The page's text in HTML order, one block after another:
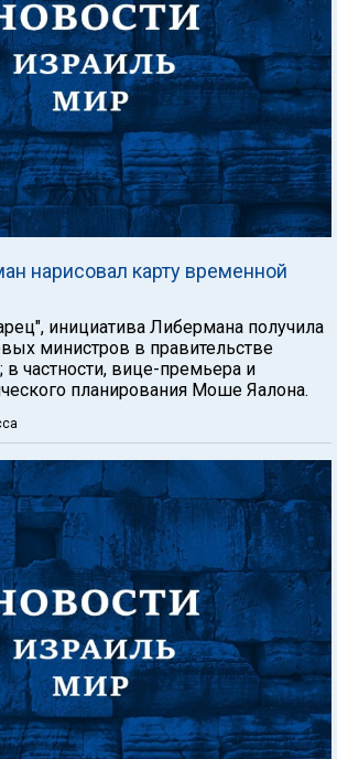
нарисовал карту временной
инициатива Либермана получила
министров в правительстве
в частности, вице-премьера и
планирования Моше Яалона.